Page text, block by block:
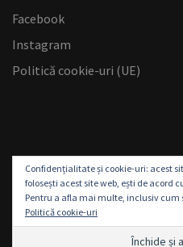
Facebook
Instagram
Politică cookie-uri (UE)
Confidențialitate și cookie-uri: acest
folosești acest site web, ești de acord
Pentru a afla mai multe, inclusiv cum
Politică cookie-uri